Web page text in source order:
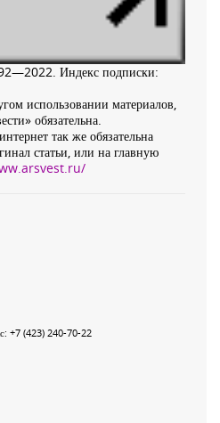
Индекс подписки:
использовании материалов,
обязательна.
так же обязательна
статьи, или на главную
+7 (423) 240-70-22